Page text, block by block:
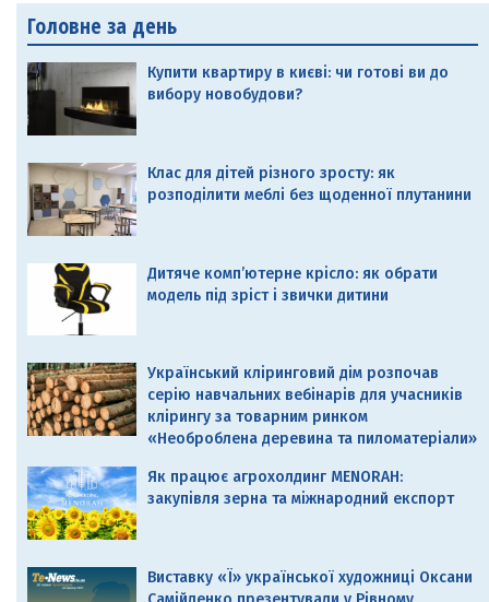
Головне за день
Купити квартиру в києві: чи готові ви до
вибору новобудови?
Клас для дітей різного зросту: як
розподілити меблі без щоденної плутанини
Дитяче комп’ютерне крісло: як обрати
модель під зріст і звички дитини
Український кліринговий дім розпочав
серію навчальних вебінарів для учасників
клірингу за товарним ринком
«Необроблена деревина та пиломатеріали»
Як працює агрохолдинг MENORAH:
закупівля зерна та міжнародний експорт
Виставку «Ї» української художниці Оксани